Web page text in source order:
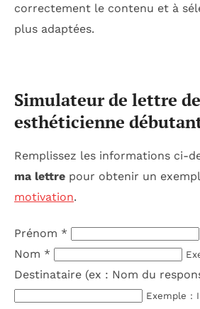
correctement le contenu et à
plus adaptées.
Simulateur de lettre
esthéticienne
Remplissez les informations ci-
ma lettre pour obtenir un
motivation.
Prénom *
Nom *
Destinataire (ex : Nom du
Exemple :